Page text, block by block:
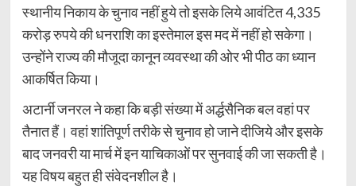
स्थानीय निकाय के चुनाव नहीं हुये तो इसके लिये आवंटित 4,335
करोड़ रुपये की धनराशि का इस्तेमाल इस मद में नहीं हो सकेगा।
उन्होंने राज्य की मौजूदा कानून व्यवस्था की ओर भी पीठ का ध्यान
आकर्षित किया।
अटार्नी जनरल ने कहा कि बड़ी संख्या में अर्द्धसैनिक बल वहां पर
तैनात हैं। वहां शांतिपूर्ण तरीके से चुनाव हो जाने दीजिये और इसके
बाद जनवरी या मार्च में इन याचिकाओं पर सुनवाई की जा सकती है।
यह विषय बहुत ही संवेदनशील है।